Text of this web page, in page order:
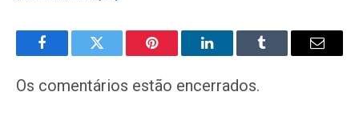
FacebookTwitter Pinterest LinkedInTumblr
E-
Os comentários estão encerrados.